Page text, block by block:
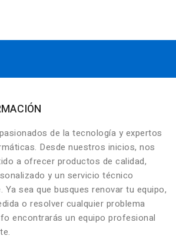
de la tecnología y expertos
Desde nuestros inicios, nos
a ofrecer productos de calidad,
y un servicio técnico
sea que busques renovar tu equipo,
o resolver cualquier problema
encontrarás un equipo profesional